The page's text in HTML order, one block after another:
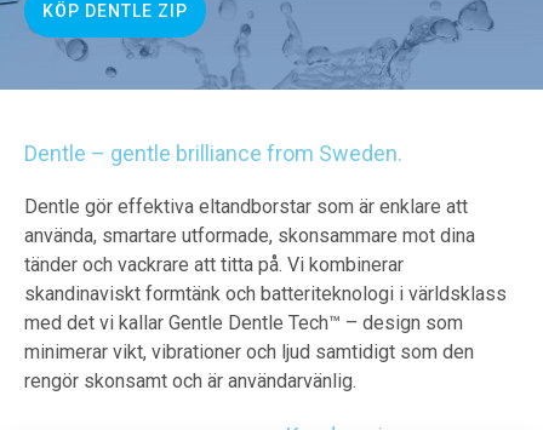
KÖP DENTLE ZIP
Dentle – gentle brilliance from Sweden.
Dentle gör effektiva eltandborstar som är enklare att
använda, smartare utformade, skonsammare mot dina
tänder och vackrare att titta på. Vi kombinerar
skandinaviskt formtänk och batteriteknologi i världsklass
med det vi kallar Gentle Dentle Tech™ – design som
minimerar vikt, vibrationer och ljud samtidigt som den
rengör skonsamt och är användarvänlig.